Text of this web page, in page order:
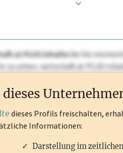
PLUS Inhaltedie Sie
zu sehen. wirtschaft.at PLUS
dieses Profils freischalten,
Informationen:
Darstellung im